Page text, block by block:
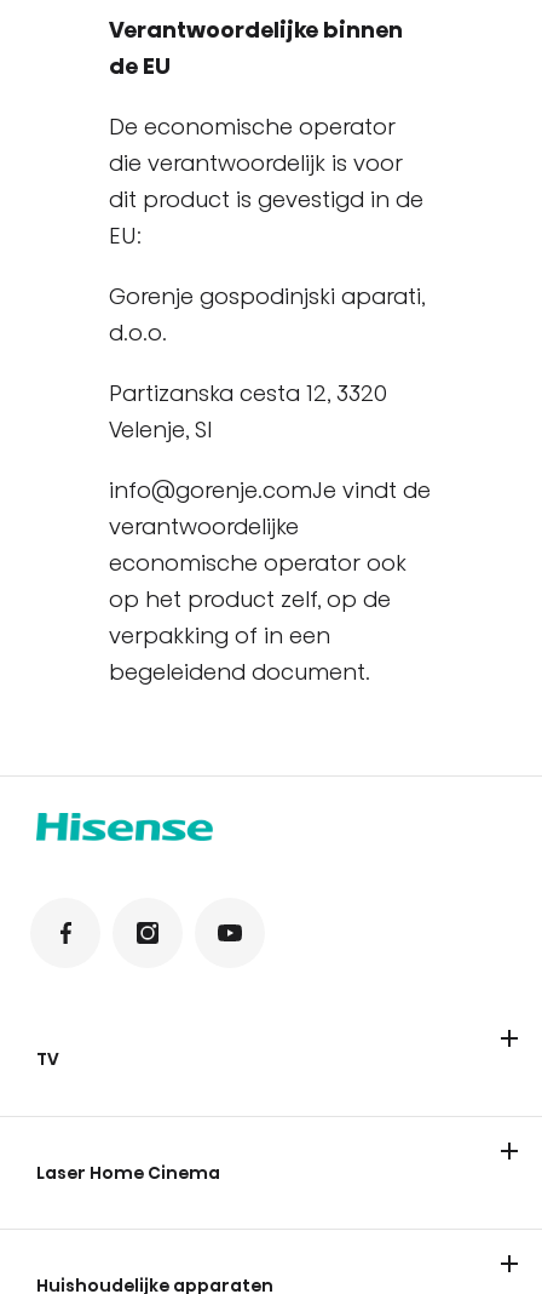
Verantwoordelijke binnen
de EU
De economische operator
die verantwoordelijk is voor
dit product is gevestigd in de
EU:
Gorenje gospodinjski aparati,
d.o.o.
Partizanska cesta 12, 3320
Velenje, SI
info@gorenje.comJe vindt de
verantwoordelijke
economische operator ook
op het product zelf, op de
verpakking of in een
begeleidend document.
TV
Laser Home Cinema
Huishoudelijke apparaten